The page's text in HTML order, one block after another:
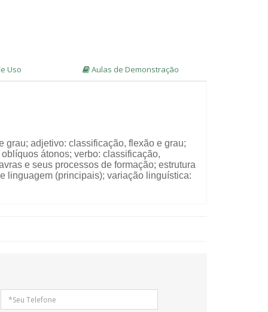
Uso Aulas de Demonstração
grau; adjetivo: classificação, flexão e grau;
átonos; verbo: classificação,
e seus processos de formação; estrutura
linguagem (principais); variação linguística: